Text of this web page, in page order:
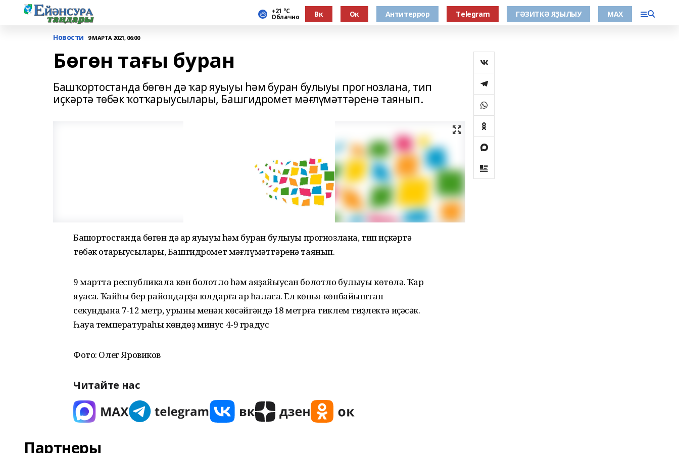
+21 °С
Облачно Вк Ок Антитеррор Тelegram ГӘЗИТКӘ ЯҘЫЛЫУ МАХ
Новости 9 МАРТА 2021, 06:00
Бөгөн тағы буран
Башҡортостанда бөгөн дә ҡар яуыуы һәм буран булыуы прогнозлана, тип
иҫкәртә төбәк ҡотҡарыусылары, Башгидромет мәғлүмәттәренә таянып.
Башҡортостанда бөгөн дә ҡар яуыуы һәм буран булыуы прогнозлана, тип иҫкәртә
төбәк ҡотҡарыусылары, Башгидромет мәғлүмәттәренә таянып.
9 мартта республикала көн болотло һәм аяҙайыусан болотло булыуы көтөлә. Ҡар
яуасаҡ. Ҡайһы бер райондарҙа юлдарға ҡар һаласаҡ. Ел көньяҡ-көнбайыштан
секундына 7-12 метр, урыны менән көсәйгәндә 18 метрға тиклем тиҙлектә иҫәсәк.
Һауа температураһы көндөҙ минус 4-9 градус
Фото: Олег Яровиков
Читайте нас
Партнеры